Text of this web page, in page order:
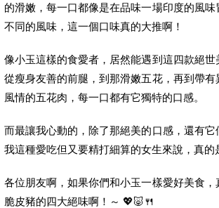
的滑嫩，每一口都像是在品味一場印度的風
不同的風味，這一個口味真的大推啊！
像小玉這樣的食愛者，居然能遇到這四款絕世
從瘦身友善的前腿，到那滑嫩五花，再到帶有
風情的五花肉，每一口都有它獨特的口感。
而最讓我心動的，除了那絕美的口感，還有
我這種愛吃但又要精打細算的女生來說，真的
各位朋友啊，如果你們和小玉一樣愛好美食，
脆皮豬的四大絕味啊！～ 💖🐷🍴